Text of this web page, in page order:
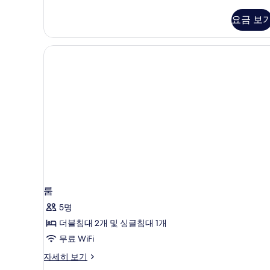
기
보
기
요금 보
룸
5명
더블침대 2개 및 싱글침대 1개
무료 WiFi
자세히 보기
룸